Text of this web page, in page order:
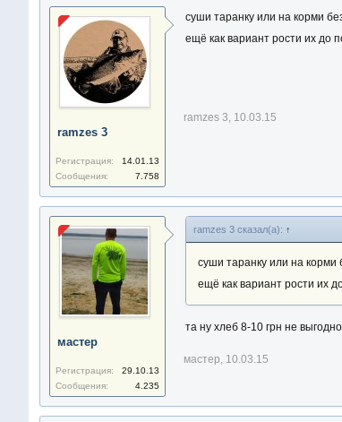
ramzes 3
Регистрация:
14.01.13
Сообщения:
7.758
суши таранку или на корми
ещё как вариант рости их до
ramzes 3, 10.03.15
мастер
Регистрация:
29.10.13
Сообщения:
4.235
ramzes 3 сказал(а): ↑
суши таранку или на корми
ещё как вариант рости их
та ну хлеб 8-10 грн не
мастер, 10.03.15